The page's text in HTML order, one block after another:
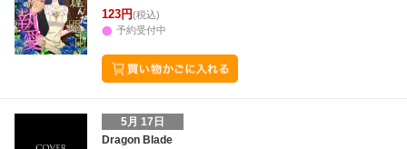
123円(税込)
予約受付中
5月 17日
Dragon Blade